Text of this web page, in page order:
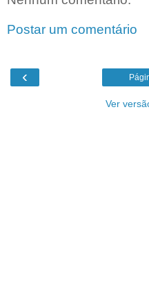
Postar um comentário
‹
Ver